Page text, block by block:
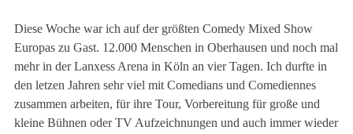
Diese Woche war ich auf der größten Comedy Mixed Show
Europas zu Gast. 12.000 Menschen in Oberhausen und noch mal
mehr in der Lanxess Arena in Köln an vier Tagen. Ich durfte in
den letzen Jahren sehr viel mit Comedians und Comediennes
zusammen arbeiten, für ihre Tour, Vorbereitung für große und
kleine Bühnen oder TV Aufzeichnungen und auch immer wieder